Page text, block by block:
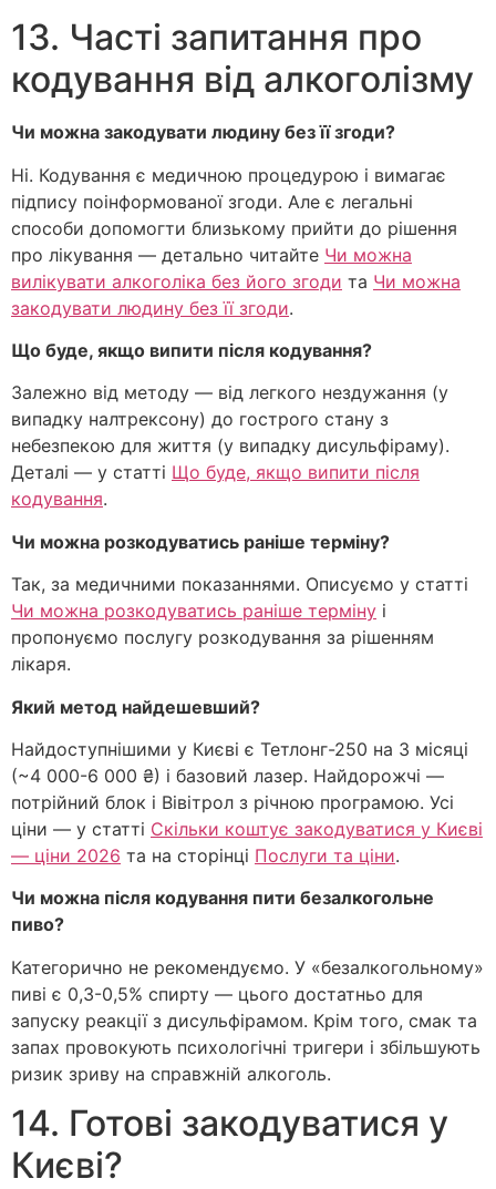
13. Часті запитання про
кодування від алкоголізму
Чи можна закодувати людину без її згоди?
Ні. Кодування є медичною процедурою і вимагає
підпису поінформованої згоди. Але є легальні
способи допомогти близькому прийти до рішення
про лікування — детально читайте Чи можна
вилікувати алкоголіка без його згоди та Чи можна
закодувати людину без її згоди.
Що буде, якщо випити після кодування?
Залежно від методу — від легкого нездужання (у
випадку налтрексону) до гострого стану з
небезпекою для життя (у випадку дисульфіраму).
Деталі — у статті Що буде, якщо випити після
кодування.
Чи можна розкодуватись раніше терміну?
Так, за медичними показаннями. Описуємо у статті
Чи можна розкодуватись раніше терміну і
пропонуємо послугу розкодування за рішенням
лікаря.
Який метод найдешевший?
Найдоступнішими у Києві є Тетлонг-250 на 3 місяці
(~4 000-6 000 ₴) і базовий лазер. Найдорожчі —
потрійний блок і Вівітрол з річною програмою. Усі
ціни — у статті Скільки коштує закодуватися у Києві
— ціни 2026 та на сторінці Послуги та ціни.
Чи можна після кодування пити безалкогольне
пиво?
Категорично не рекомендуємо. У «безалкогольному»
пиві є 0,3-0,5% спирту — цього достатньо для
запуску реакції з дисульфірамом. Крім того, смак та
запах провокують психологічні тригери і збільшують
ризик зриву на справжній алкоголь.
14. Готові закодуватися у
Києві?